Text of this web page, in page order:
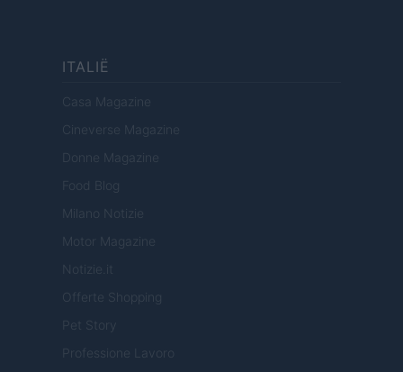
ITALIË
Casa Magazine
Cineverse Magazine
Donne Magazine
Food Blog
Milano Notizie
Motor Magazine
Notizie.it
Offerte Shopping
Pet Story
Professione Lavoro